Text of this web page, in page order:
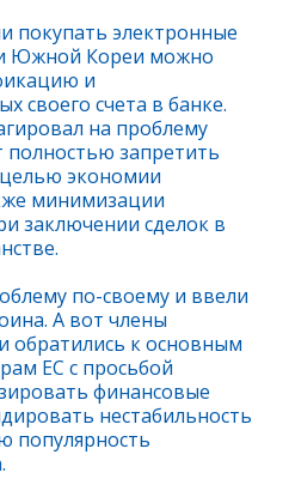
покупать электронные
Южной Кореи можно
и
своего счета в банке.
на проблему
запретить
экономии
минимизации
заключении сделок в
по-своему и ввели
А вот члены
обратились к основным
ЕС с просьбой
финансовые
нестабильность
популярность